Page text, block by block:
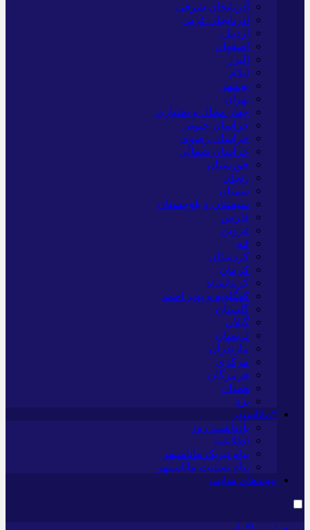
آذربایجان شرقی
آذربایجان غربی
اردبیل
اصفهان
البرز
ایلام
بوشهر
تهران
چهار محال و بختیاری
خراسان جنوبی
خراسان رضوی
خراسان شمالی
خوزستان
زنجان
سمنان
سیستان و بلوچستان
فارس
قزوین
قم
کردستان
کرمان
کرمانشاه
کهگلویه و بویر احمد
گلستان
گیلان
لرستان
مازندران
مرکزی
هرمزگان
همدان
یزد
*ماناسپهر
یادداشت روز
اطلاعیه
پیام تبریک ماناسپهر
پیام تسلیت ماناسپهر
پیوندهای سایت